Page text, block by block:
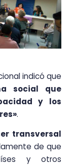
indicó que
social que
y los
.
transversal
de que
y otros